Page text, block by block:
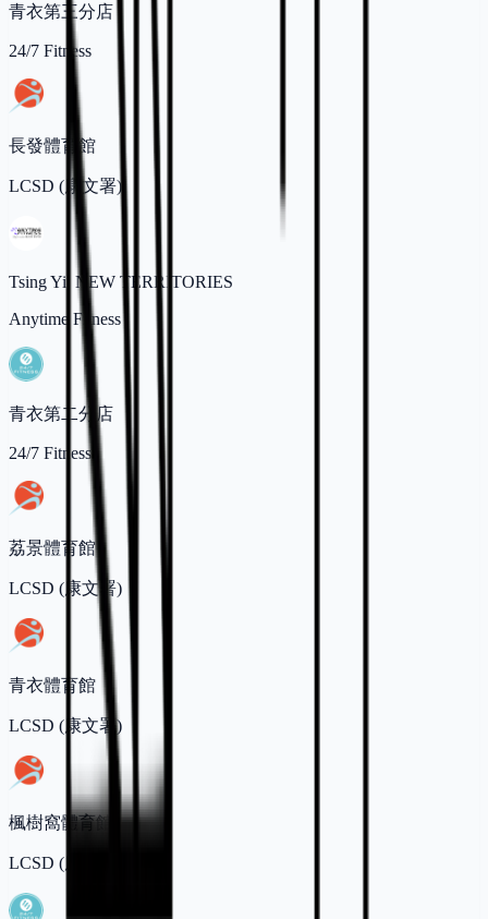
青衣第三分店
24/7 Fitness
長發體育館
LCSD (康文署)
Tsing Yi, NEW TERRITORIES
Anytime Fitness
青衣第二分店
24/7 Fitness
荔景體育館
LCSD (康文署)
青衣體育館
LCSD (康文署)
楓樹窩體育館
LCSD (康文署)